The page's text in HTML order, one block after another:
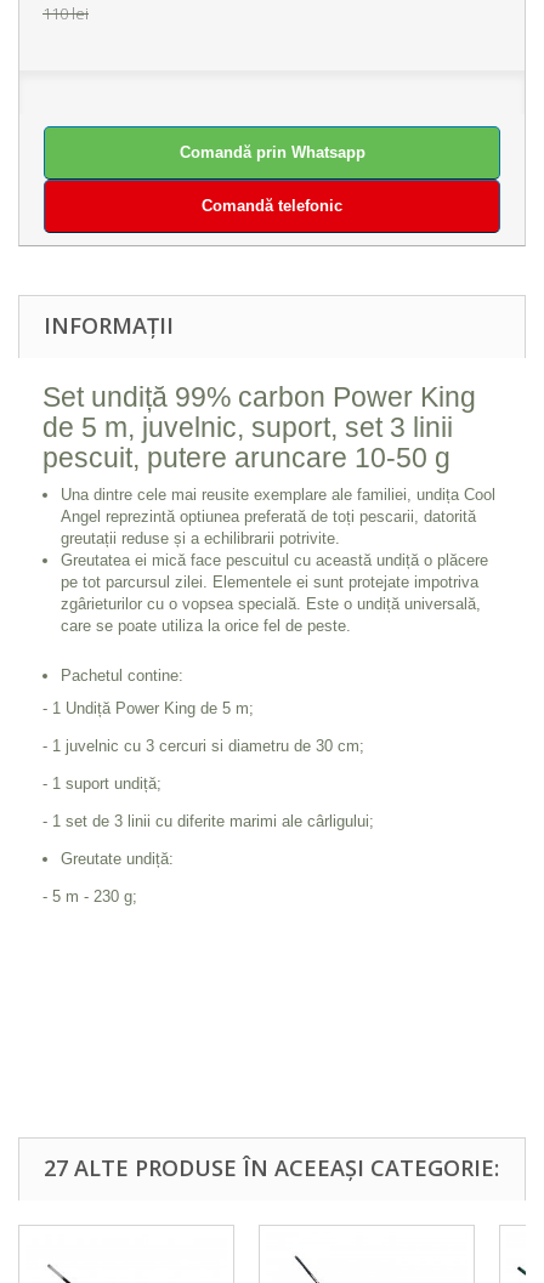
110 lei
Comandă prin Whatsapp
Comandă telefonic
INFORMAȚII
Set undiță 99% carbon Power King
de 5 m, juvelnic, suport, set 3 linii
pescuit, putere aruncare 10-50 g
Una dintre cele mai reusite exemplare ale familiei, undița Cool
Angel reprezintă optiunea preferată de toți pescarii, datorită
greutații reduse și a echilibrarii potrivite.
Greutatea ei mică face pescuitul cu această undiță o plăcere
pe tot parcursul zilei. Elementele ei sunt protejate impotriva
zgârieturilor cu o vopsea specială. Este o undiță universală,
care se poate utiliza la orice fel de peste.
Pachetul contine:
- 1 Undiță Power King de 5 m;
- 1 juvelnic cu 3 cercuri si diametru de 30 cm;
- 1 suport undiță;
- 1 set de 3 linii cu diferite marimi ale cârligului;
Greutate undiță:
- 5 m - 230 g;
27 ALTE PRODUSE ÎN ACEEAȘI CATEGORIE: